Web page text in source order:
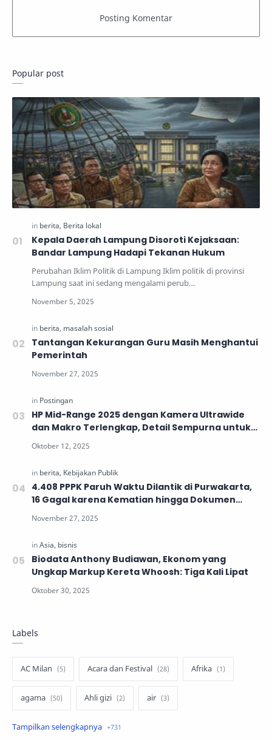
Popular post
Kepala Daerah Lampung Disoroti Kejaksaan:
Bandar Lampung Hadapi Tekanan Hukum
Perubahan Iklim Politik di Lampung Iklim politik di provinsi
Lampung saat ini sedang mengalami perub…
Tantangan Kekurangan Guru Masih Menghantui
Pemerintah
HP Mid-Range 2025 dengan Kamera Ultrawide
dan Makro Terlengkap, Detail Sempurna untuk
Generasi Muda
4.408 PPPK Paruh Waktu Dilantik di Purwakarta,
16 Gagal karena Kematian hingga Dokumen
Tidak Lengkap
Biodata Anthony Budiawan, Ekonom yang
Ungkap Markup Kereta Whoosh: Tiga Kali Lipat
Labels
AC Milan Acara dan Festival Afrika
agama Ahli gizi air
air minum Airbnb